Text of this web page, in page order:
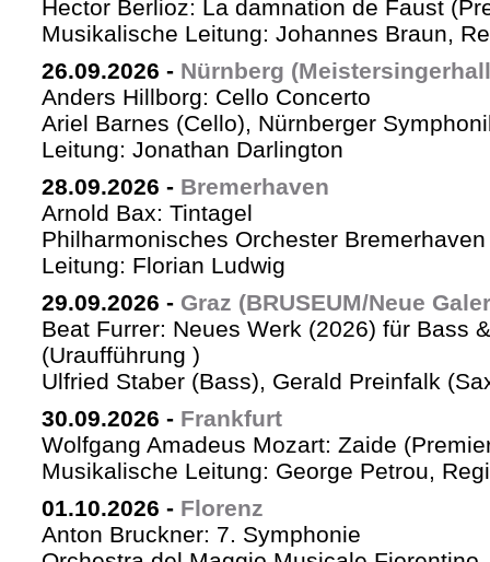
Hector Berlioz: La damnation de Faust
Musikalische Leitung: Johannes Braun,
26.09.2026 - Nürnberg
Anders Hillborg: Cello Concerto
Ariel Barnes (Cello), Nürnberger
Leitung: Jonathan Darlington
28.09.2026 - Bremerhaven
Arnold Bax: Tintagel
Philharmonisches Orchester
Leitung: Florian Ludwig
29.09.2026 - Graz (BRUSEUM/Neue
Beat Furrer: Neues Werk (2026) für Bass
(Uraufführung )
Ulfried Staber (Bass), Gerald Preinfalk
30.09.2026 - Frankfurt
Wolfgang Amadeus Mozart: Zaide
Musikalische Leitung: George Petrou,
01.10.2026 - Florenz
Anton Bruckner: 7. Symphonie